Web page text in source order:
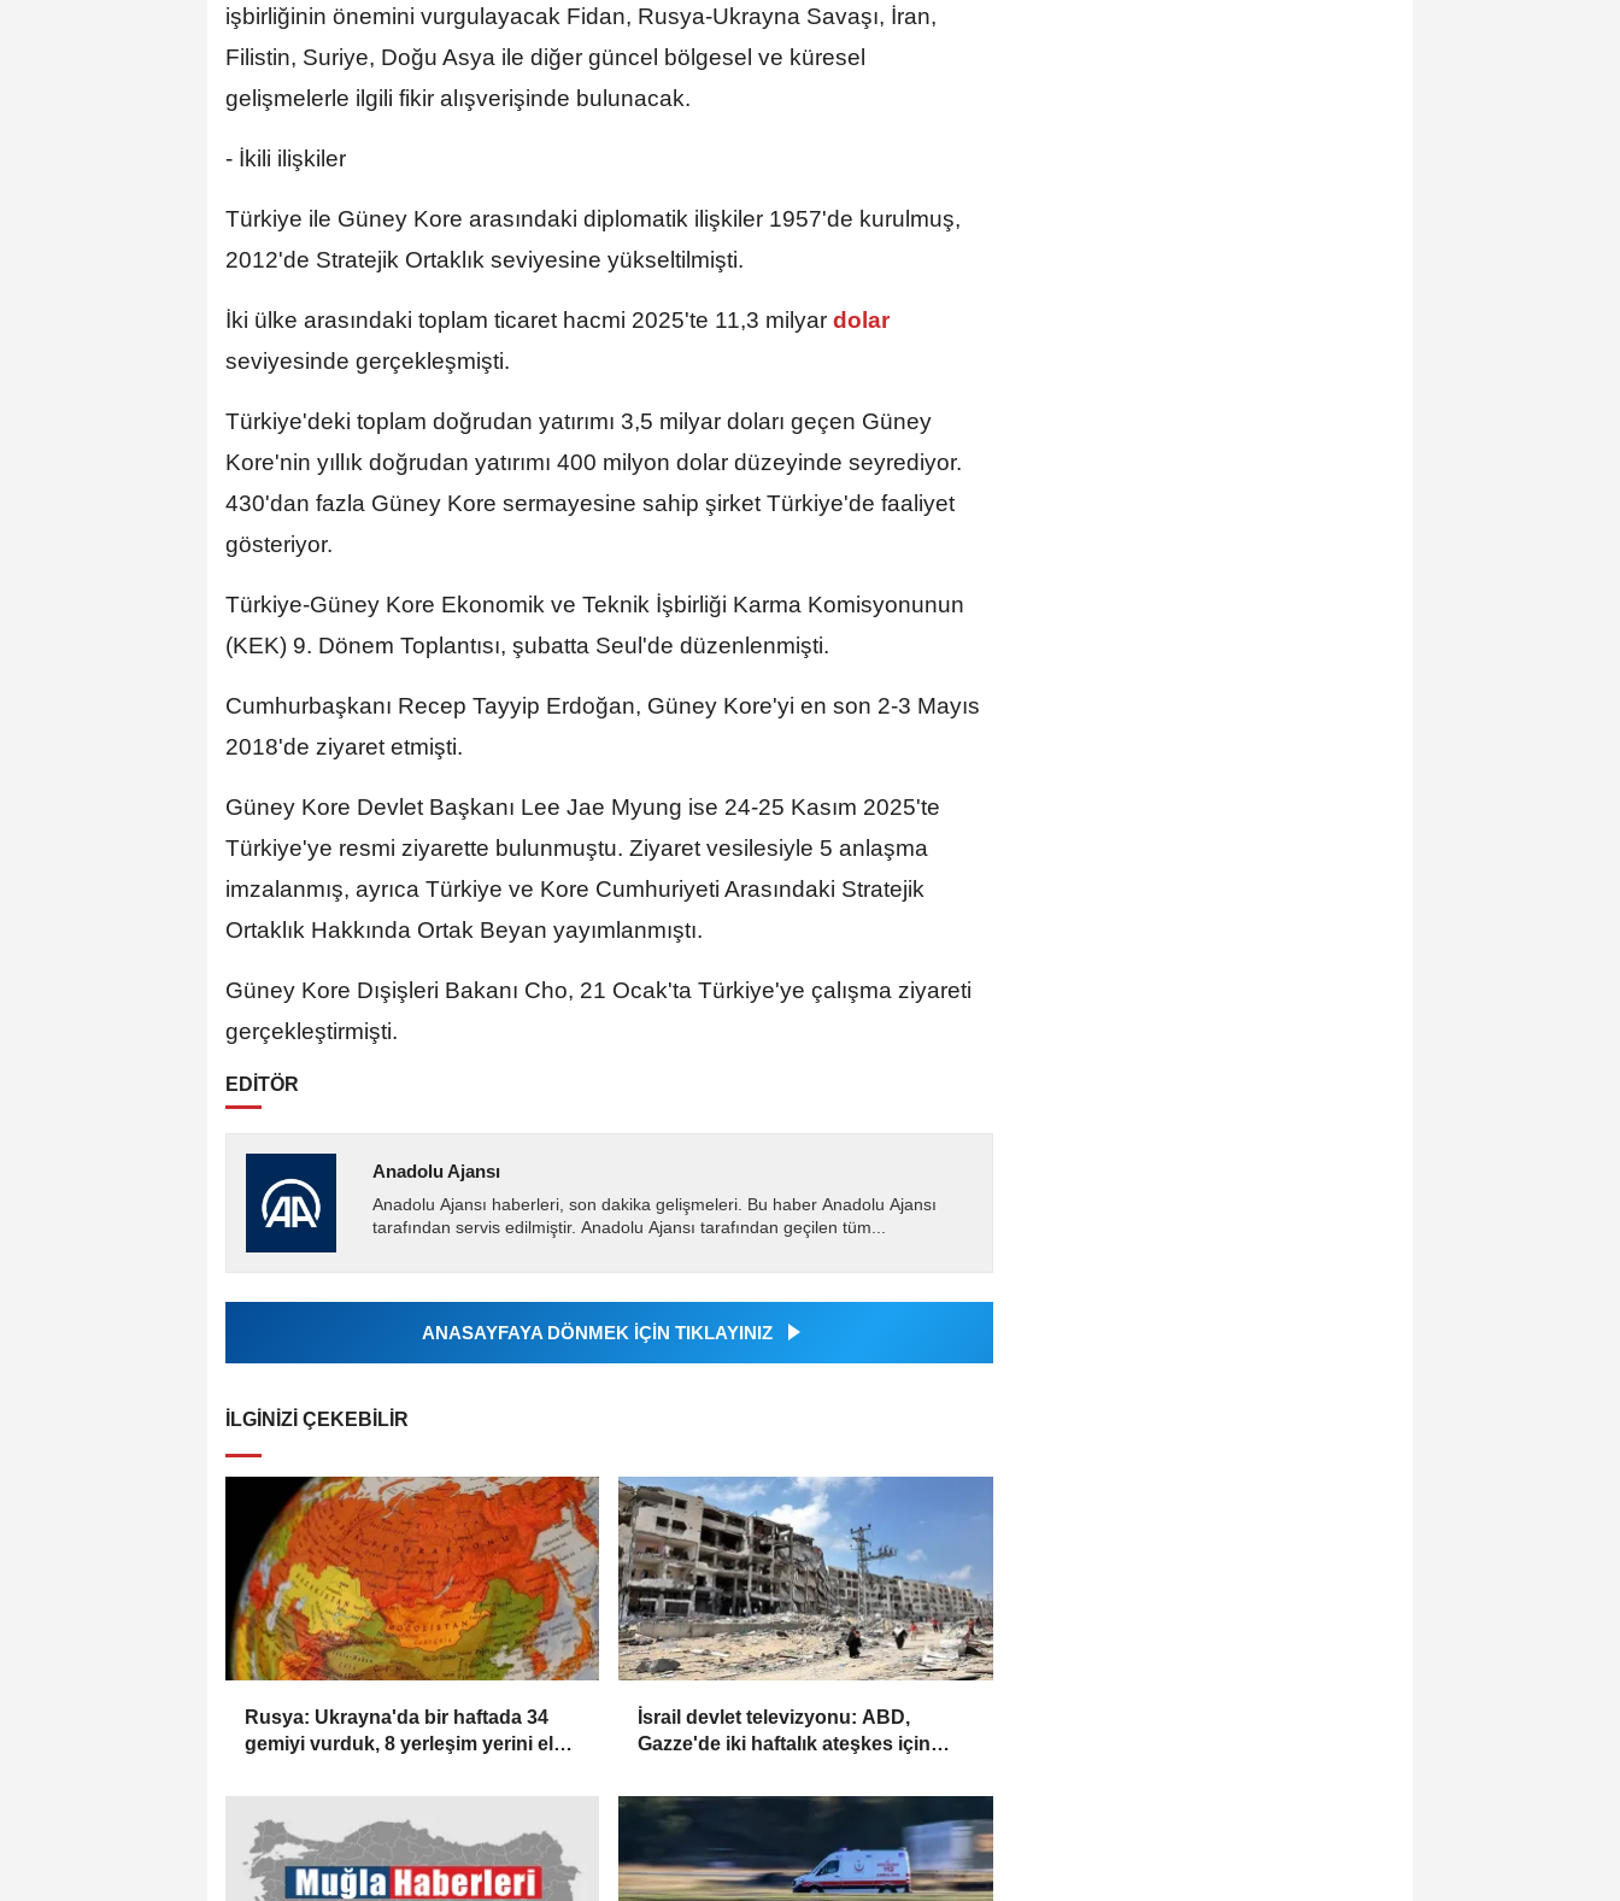
işbirliğinin önemini vurgulayacak Fidan, Rusya-Ukrayna Savaşı, İran,
Filistin, Suriye, Doğu Asya ile diğer güncel bölgesel ve küresel
gelişmelerle ilgili fikir alışverişinde bulunacak.
- İkili ilişkiler
Türkiye ile Güney Kore arasındaki diplomatik ilişkiler 1957'de kurulmuş,
2012'de Stratejik Ortaklık seviyesine yükseltilmişti.
İki ülke arasındaki toplam ticaret hacmi 2025'te 11,3 milyar dolar
seviyesinde gerçekleşmişti.
Türkiye'deki toplam doğrudan yatırımı 3,5 milyar doları geçen Güney
Kore'nin yıllık doğrudan yatırımı 400 milyon dolar düzeyinde seyrediyor.
430'dan fazla Güney Kore sermayesine sahip şirket Türkiye'de faaliyet
gösteriyor.
Türkiye-Güney Kore Ekonomik ve Teknik İşbirliği Karma Komisyonunun
(KEK) 9. Dönem Toplantısı, şubatta Seul'de düzenlenmişti.
Cumhurbaşkanı Recep Tayyip Erdoğan, Güney Kore'yi en son 2-3 Mayıs
2018'de ziyaret etmişti.
Güney Kore Devlet Başkanı Lee Jae Myung ise 24-25 Kasım 2025'te
Türkiye'ye resmi ziyarette bulunmuştu. Ziyaret vesilesiyle 5 anlaşma
imzalanmış, ayrıca Türkiye ve Kore Cumhuriyeti Arasındaki Stratejik
Ortaklık Hakkında Ortak Beyan yayımlanmıştı.
Güney Kore Dışişleri Bakanı Cho, 21 Ocak'ta Türkiye'ye çalışma ziyareti
gerçekleştirmişti.
EDİTÖR
Anadolu Ajansı
Anadolu Ajansı haberleri, son dakika gelişmeleri. Bu haber Anadolu Ajansı
tarafından servis edilmiştir. Anadolu Ajansı tarafından geçilen tüm...
ANASAYFAYA DÖNMEK İÇİN TIKLAYINIZ
İLGINIZI ÇEKEBILIR
Rusya: Ukrayna'da bir haftada 34
gemiyi vurduk, 8 yerleşim yerini ele
İsrail devlet televizyonu: ABD,
Gazze'de iki haftalık ateşkes için